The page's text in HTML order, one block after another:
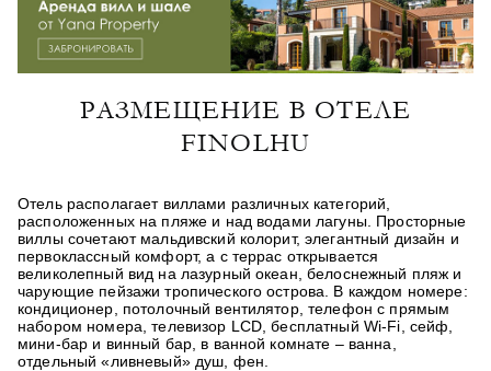
РАЗМЕЩЕНИЕ В ОТЕЛЕ
FINOLHU
Отель располагает виллами различных категорий,
расположенных на пляже и над водами лагуны. Просторные
виллы сочетают мальдивский колорит, элегантный дизайн и
первоклассный комфорт, а с террас открывается
великолепный вид на лазурный океан, белоснежный пляж и
чарующие пейзажи тропического острова. В каждом номере:
кондиционер, потолочный вентилятор, телефон с прямым
набором номера, телевизор LCD, бесплатный Wi-Fi, сейф,
мини-бар и винный бар, в ванной комнате – ванна,
отдельный «ливневый» душ, фен.